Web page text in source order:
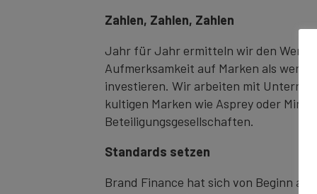
Zahlen, Zahlen, Zahlen
Jahr für Jahr ermitteln wir den Wert
Aufmerksamkeit auf Marken als
investieren. Wir arbeiten mit
kultigen Marken wie Asprey oder
Beteiligungsgesellschaften.
Standards setzen
Brand Finance hat sich von Beginn